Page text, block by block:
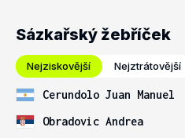
Sázkařský žebříček
Nejziskovější Nejztrátovější
Cerundolo Juan Manuel
Obradovic Andrea